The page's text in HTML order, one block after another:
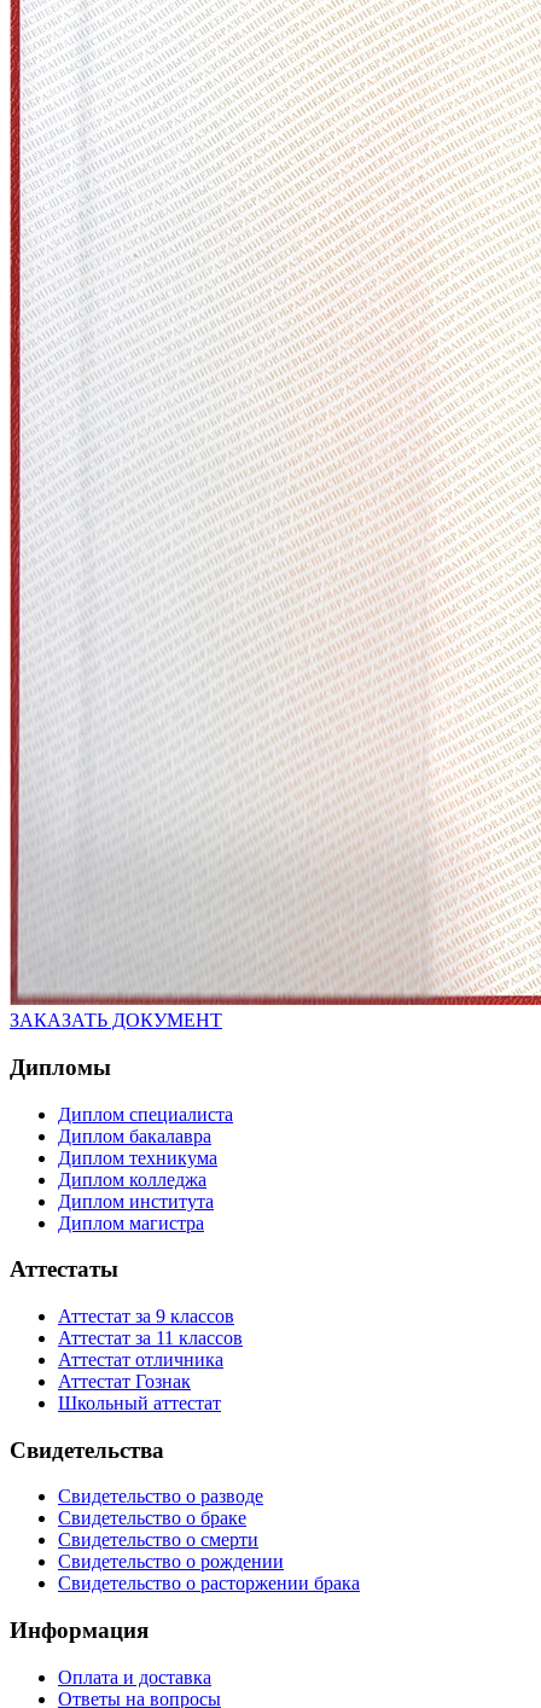
ЗАКАЗАТЬ ДОКУМЕНТ
Дипломы
Диплом специалиста
Диплом бакалавра
Диплом техникума
Диплом колледжа
Диплом института
Диплом магистра
Аттестаты
Аттестат за 9 классов
Аттестат за 11 классов
Аттестат отличника
Аттестат Гознак
Школьный аттестат
Свидетельства
Свидетельство о разводе
Свидетельство о браке
Свидетельство о смерти
Свидетельство о рождении
Свидетельство о расторжении брака
Информация
Оплата и доставка
Ответы на вопросы